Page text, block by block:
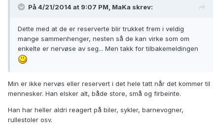
På 4/21/2014 at 9:07 PM, MaKa skrev:
Dette med at de er reserverte blir trukket frem i veldig
mange sammenhenger, nesten så de kan virke som om
enkelte er nervøse av seg... Men takk for tilbakemeldingen
Min er ikke nervøs eller reservert i det hele tatt når det kommer til
mennesker. Han elsker alt, både store, små og firbeinte.
Han har heller aldri reagert på biler, sykler, barnevogner,
rullestoler osv.